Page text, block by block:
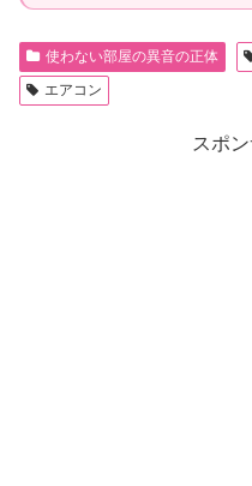
使わない部屋の異音の正体
エアコン
スポ